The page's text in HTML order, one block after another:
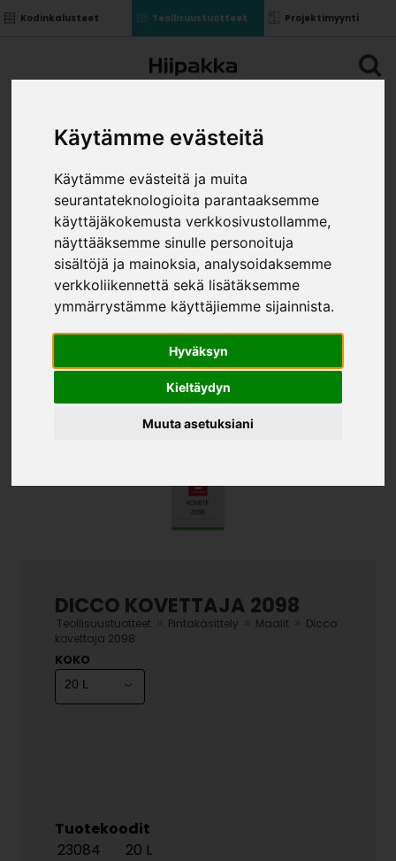
Käytämme evästeitä
Käytämme evästeitä ja muita
seurantateknologioita parantaaksemme
käyttäjäkokemusta verkkosivustollamme,
näyttääksemme sinulle personoituja
sisältöjä ja mainoksia, analysoidaksemme
verkkoliikennettä sekä lisätäksemme
ymmärrystämme käyttäjiemme sijainnista.
Hyväksyn
Kieltäydyn
Muuta asetuksiani
Kodinkalusteet Teollisuustuotteet Projektimyynti
DICCO KOVETTAJA 2098
Teollisuustuotteet Pintakäsittely Maalit
Dicco
kovettaja 2098
KOKO
Tuotekoodit
23084
20 L